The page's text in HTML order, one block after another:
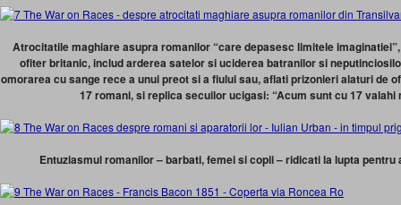
Atrocitatile maghiare asupra romanilor “care depasesc limitele
ofiter britanic, includ arderea satelor si uciderea batranilor si
omorarea cu sange rece a unui preot si a fiului sau, aflati prizonieri alaturi de
17 romani, si replica secuilor ucigasi: “Acum sunt cu 17 valahi
Entuziasmul romanilor – barbati, femei si copii – ridicati la lupta